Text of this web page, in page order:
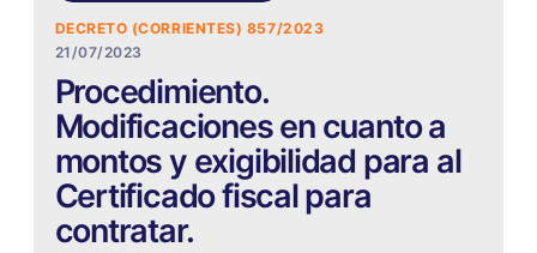
DECRETO (CORRIENTES) 857/2023
21/07/2023
Procedimiento.
Modificaciones en cuanto a
montos y exigibilidad para al
Certificado fiscal para
contratar.